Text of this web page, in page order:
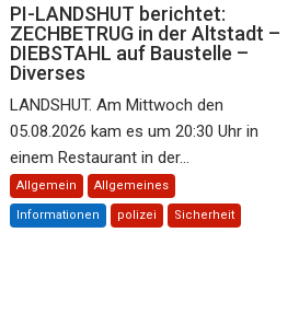
PI-LANDSHUT berichtet:
ZECHBETRUG in der Altstadt –
DIEBSTAHL auf Baustelle –
Diverses
LANDSHUT. Am Mittwoch den
05.08.2026 kam es um 20:30 Uhr in
einem Restaurant in der...
Allgemein Allgemeines
Informationen polizei Sicherheit